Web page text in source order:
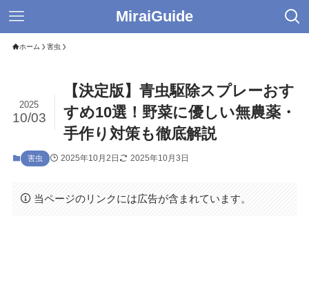
MiraiGuide
ホーム 害虫
【決定版】青虫駆除スプレーおす
すめ10選！野菜に優しい無農薬・
手作り対策も徹底解説
2025
10/03
害虫 2025年10月2日 2025年10月3日
当ページのリンクには広告が含まれています。